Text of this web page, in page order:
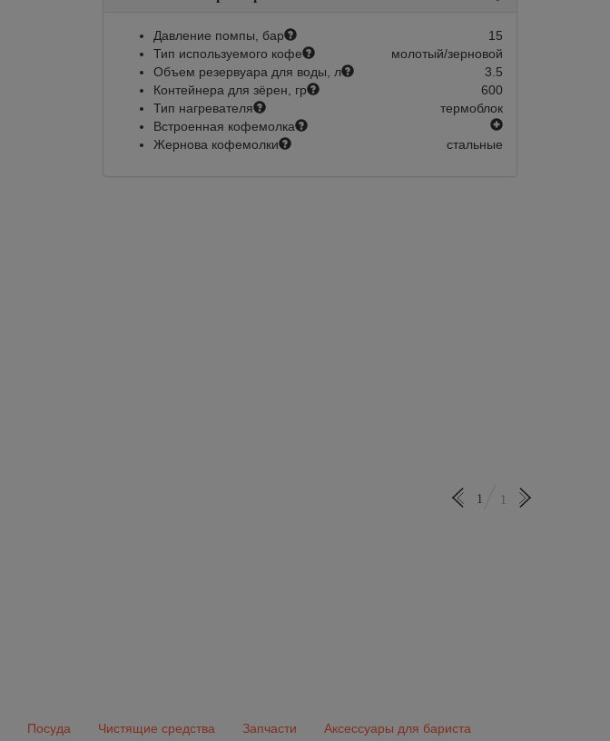
Давление помпы, бар
15
Тип используемого кофе
молотый/зерновой
Объем резервуара для воды, л
3.5
Контейнера для зёрен, гр
600
Тип нагревателя
термоблок
Встроенная кофемолка
есть
Жернова кофемолки
стальные
1 1
Посуда Чистящие средства Запчасти Аксессуары для бариста